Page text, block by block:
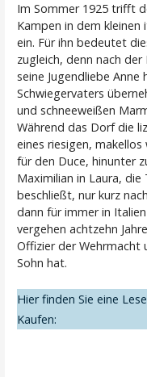
Im Sommer 1925 trifft
Kampen in dem
ein. Für ihn bedeutet
zugleich, denn nach
seine Jugendliebe Anne
Schwiegervaters
und schneeweißen
Während das Dorf die
eines riesigen,
für den Duce, hinunter
Maximilian in Laura,
beschließt, nur kurz
dann für immer in
vergehen achtzehn
Offizier der Wehrmacht
Sohn hat.
Hier finden Sie eine
Kaufen: